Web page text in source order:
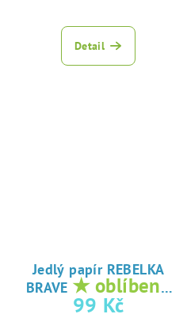
Detail
Jedlý papír REBELKA
BRAVE ★ oblíbený
tisk na jedlý
99 Kč